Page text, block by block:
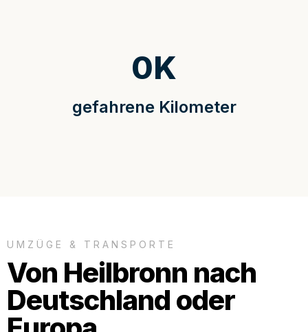
gefahrene Kilometer
0K
UMZÜGE & TRANSPORTE
Von Heilbronn nach
Deutschland oder